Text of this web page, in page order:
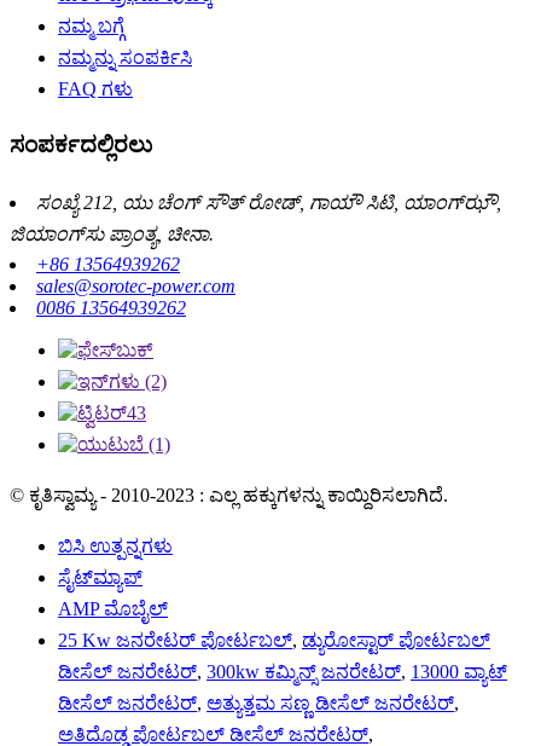
ನಮ್ಮ ಬಗ್ಗೆ
ನಮ್ಮನ್ನು ಸಂಪರ್ಕಿಸಿ
FAQ ಗಳು
ಸಂಪರ್ಕದಲ್ಲಿರಲು
ಸಂಖ್ಯೆ 212, ಯು ಚೆಂಗ್ ಸೌತ್ ರೋಡ್, ಗಾಯೌ ಸಿಟಿ, ಯಾಂಗ್‌ಝೌ,
ಜಿಯಾಂಗ್‌ಸು ಪ್ರಾಂತ್ಯ, ಚೀನಾ.
+86 13564939262
sales@sorotec-power.com
0086 13564939262
© ಕೃತಿಸ್ವಾಮ್ಯ - 2010-2023 : ಎಲ್ಲ ಹಕ್ಕುಗಳನ್ನು ಕಾಯ್ದಿರಿಸಲಾಗಿದೆ.
ಬಿಸಿ ಉತ್ಪನ್ನಗಳು
ಸೈಟ್‌ಮ್ಯಾಪ್
AMP ಮೊಬೈಲ್
25 Kw ಜನರೇಟರ್ ಪೋರ್ಟಬಲ್, ಡ್ಯುರೋಸ್ಟಾರ್ ಪೋರ್ಟಬಲ್
ಡೀಸೆಲ್ ಜನರೇಟರ್, 300kw ಕಮ್ಮಿನ್ಸ್ ಜನರೇಟರ್, 13000 ವ್ಯಾಟ್
ಡೀಸೆಲ್ ಜನರೇಟರ್, ಅತ್ಯುತ್ತಮ ಸಣ್ಣ ಡೀಸೆಲ್ ಜನರೇಟರ್,
ಅತಿದೊಡ್ಡ ಪೋರ್ಟಬಲ್ ಡೀಸೆಲ್ ಜನರೇಟರ್,